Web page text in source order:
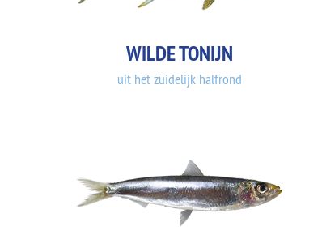
WILDE TONIJN
uit het zuidelijk halfrond